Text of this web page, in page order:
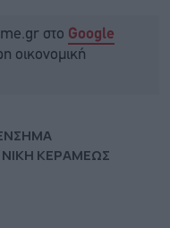
στο Google
οικονομική
ΝΙΚΗ ΚΕΡΑΜΕΩΣ